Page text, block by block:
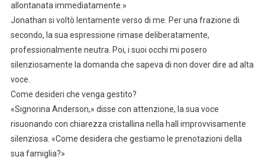
allontanata immediatamente.»
Jonathan si voltò lentamente verso di me. Per una frazione di
secondo, la sua espressione rimase deliberatamente,
professionalmente neutra. Poi, i suoi occhi mi posero
silenziosamente la domanda che sapeva di non dover dire ad alta
voce.
Come desideri che venga gestito?
«Signorina Anderson,» disse con attenzione, la sua voce
risuonando con chiarezza cristallina nella hall improvvisamente
silenziosa. «Come desidera che gestiamo le prenotazioni della
sua famiglia?»